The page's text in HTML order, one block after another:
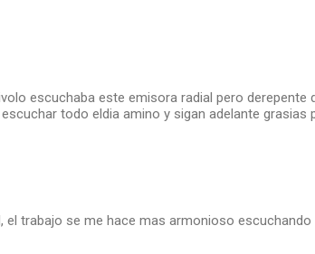
escuchaba este emisora radial pero derepente
todo eldia amino y sigan adelante grasias
el trabajo se me hace mas armonioso